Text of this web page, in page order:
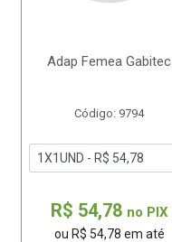
Adap Femea Gabitec
Código: 9794
R$ 54,78 no PIX
ou R$ 54,78 em até